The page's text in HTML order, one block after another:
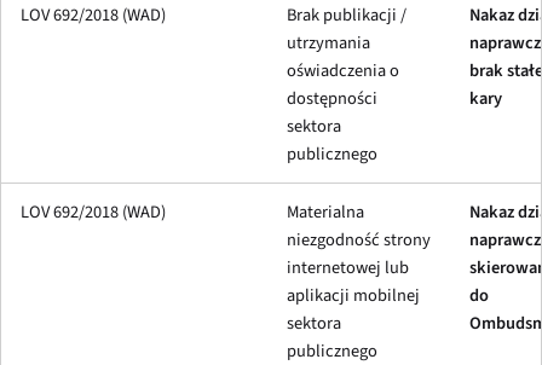
LOV 692/2018 (WAD)
Brak publikacji /
utrzymania
oświadczenia o
dostępności
sektora
publicznego
Nakaz
brak
kary
LOV 692/2018 (WAD)
Materialna
niezgodność strony
internetowej lub
aplikacji mobilnej
sektora
publicznego
Nakaz
do